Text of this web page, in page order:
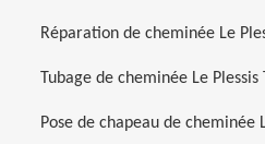
Réparation de cheminée Le
Tubage de cheminée Le Plessis
Pose de chapeau de cheminée